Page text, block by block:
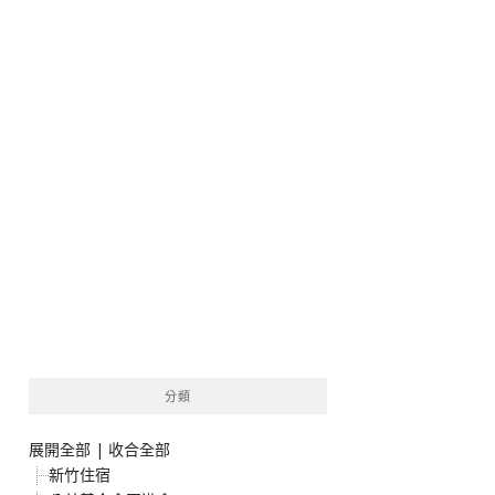
分類
展開全部 | 收合全部
新竹住宿